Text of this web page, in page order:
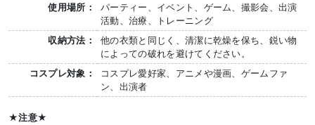
使用場所：
パーティー、イベント、ゲーム、撮影会、出演
活動、治療、トレーニング
収納方法：
他の衣類と同じく、清潔に乾燥を保ち、鋭い物
によっての破れを避けてください。
コスプレ対象：
コスプレ愛好家、アニメや漫画、ゲームファ
ン、出演者
★注意★